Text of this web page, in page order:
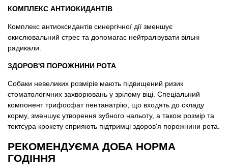
КОМПЛЕКС АНТИОКИДАНТІВ
Комплекс антиоксидантів синергічної дії зменшує
окислювальний стрес та допомагає нейтралізувати вільні
радикали.
ЗДОРОВ'Я ПОРОЖНИНИ РОТА
Собаки невеликих розмірів мають підвищений ризик
стоматологічних захворювань у зрілому віці. Спеціальний
компонент трифосфат пентанатрію, що входять до складу
корму, зменшує утворення зубного нальоту, а також розмір та
тектсура крокету сприяють підтримці здоров'я порожнини рота.
РЕКОМЕНДУЄМА ДОБА НОРМА
ГОДІННЯ